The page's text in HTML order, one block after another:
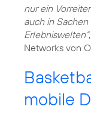
nur ein
auch in
Erlebniswelten“
Networks von O
mobile